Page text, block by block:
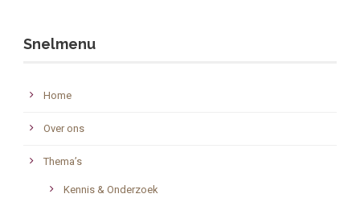
Snelmenu
Home
Over ons
Thema’s
Kennis & Onderzoek